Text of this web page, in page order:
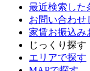
最近検索した
お問い合わせ
家賃お振込み
じっくり探す
エリアで探す